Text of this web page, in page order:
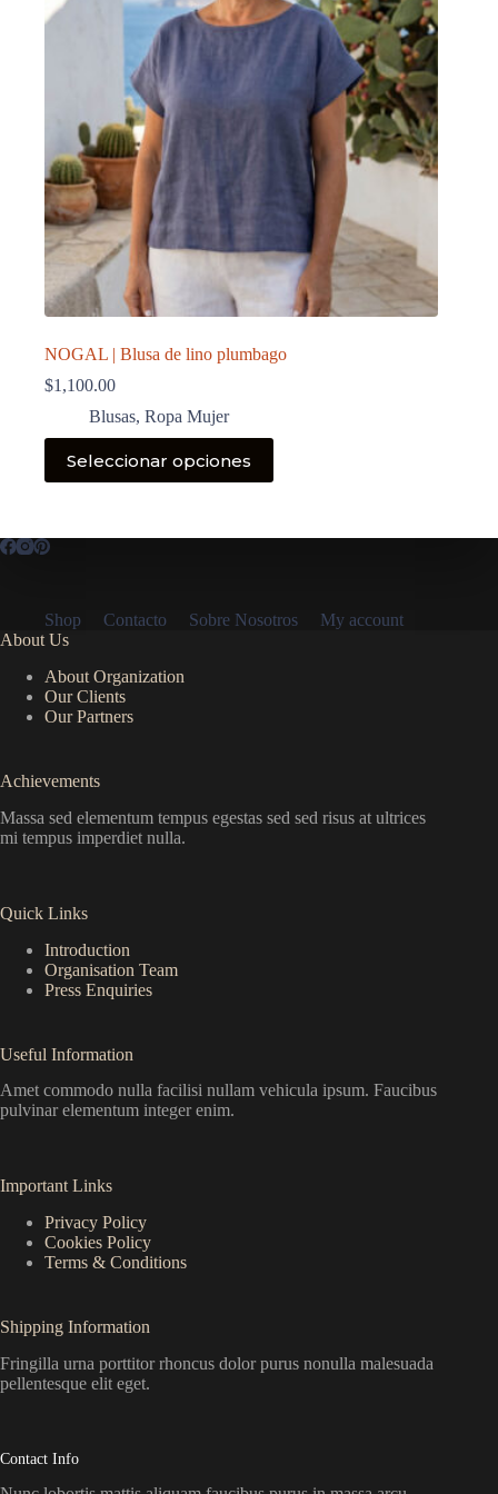
NOGAL | Blusa de lino plumbago
$1,100.00
Blusas, Ropa Mujer
Seleccionar opciones
Este
producto
tiene
Las
elegir
en
la
página
de
producto
Shop Contacto Sobre Nosotros
My account
About Us
About Organization
Our Clients
Our Partners
Achievements
Massa sed elementum tempus egestas sed sed risus at ultrices
mi tempus imperdiet nulla.
Quick Links
Introduction
Organisation Team
Press Enquiries
Useful Information
Amet commodo nulla facilisi nullam vehicula ipsum. Faucibus
pulvinar elementum integer enim.
Important Links
Privacy Policy
Cookies Policy
Terms & Conditions
Shipping Information
Fringilla urna porttitor rhoncus dolor purus nonulla malesuada
pellentesque elit eget.
Contact Info